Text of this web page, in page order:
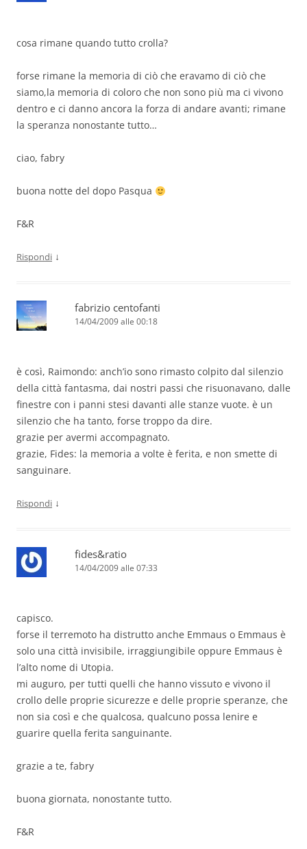
cosa rimane quando tutto crolla?
forse rimane la memoria di ciò che eravamo di ciò che
siamo,la memoria di coloro che non sono più ma ci vivono
dentro e ci danno ancora la forza di andare avanti; rimane
la speranza nonostante tutto…
ciao, fabry
buona notte del dopo Pasqua
F&R
Rispondi ↓
fabrizio centofanti
14/04/2009 alle 00:18
è così, Raimondo: anch’io sono rimasto colpito dal silenzio
della città fantasma, dai nostri passi che risuonavano, dalle
finestre con i panni stesi davanti alle stanze vuote. è un
silenzio che ha tanto, forse troppo da dire.
grazie per avermi accompagnato.
grazie, Fides: la memoria a volte è ferita, e non smette di
sanguinare.
Rispondi ↓
fides&ratio
14/04/2009 alle 07:33
capisco.
forse il terremoto ha distrutto anche Emmaus o Emmaus è
solo una città invisibile, irraggiungibile oppure Emmaus è
l’alto nome di Utopia.
mi auguro, per tutti quelli che hanno vissuto e vivono il
crollo delle proprie sicurezze e delle proprie speranze, che
non sia così e che qualcosa, qualcuno possa lenire e
guarire quella ferita sanguinante.
grazie a te, fabry
buona giornata, nonostante tutto.
F&R